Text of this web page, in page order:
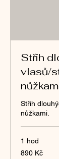
Střih
vlasů/
Střih
nůžkami.
1 hod
890
českých
890 Kč